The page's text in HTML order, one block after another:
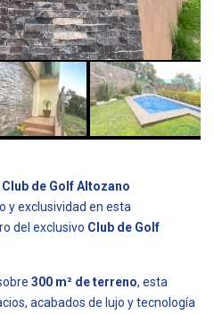
de Golf Altozano
y exclusividad en esta
del exclusivo Club de Golf
300 m² de terreno, esta
acabados de lujo y tecnología